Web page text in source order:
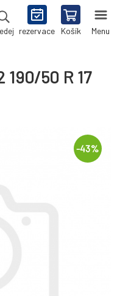
rezervace Košík Menu
50 R 17
-43%